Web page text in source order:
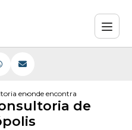
engenharia em campinas
onde encontrar consultoria de
de